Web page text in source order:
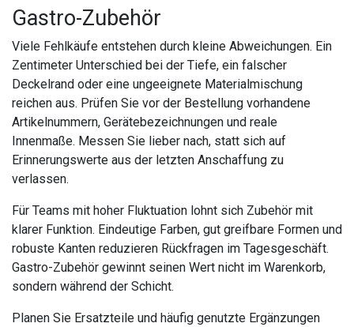
Gastro-Zubehör
Viele Fehlkäufe entstehen durch kleine Abweichungen. Ein
Zentimeter Unterschied bei der Tiefe, ein falscher
Deckelrand oder eine ungeeignete Materialmischung
reichen aus. Prüfen Sie vor der Bestellung vorhandene
Artikelnummern, Gerätebezeichnungen und reale
Innenmaße. Messen Sie lieber nach, statt sich auf
Erinnerungswerte aus der letzten Anschaffung zu
verlassen.
Für Teams mit hoher Fluktuation lohnt sich Zubehör mit
klarer Funktion. Eindeutige Farben, gut greifbare Formen und
robuste Kanten reduzieren Rückfragen im Tagesgeschäft.
Gastro-Zubehör gewinnt seinen Wert nicht im Warenkorb,
sondern während der Schicht.
Planen Sie Ersatzteile und häufig genutzte Ergänzungen